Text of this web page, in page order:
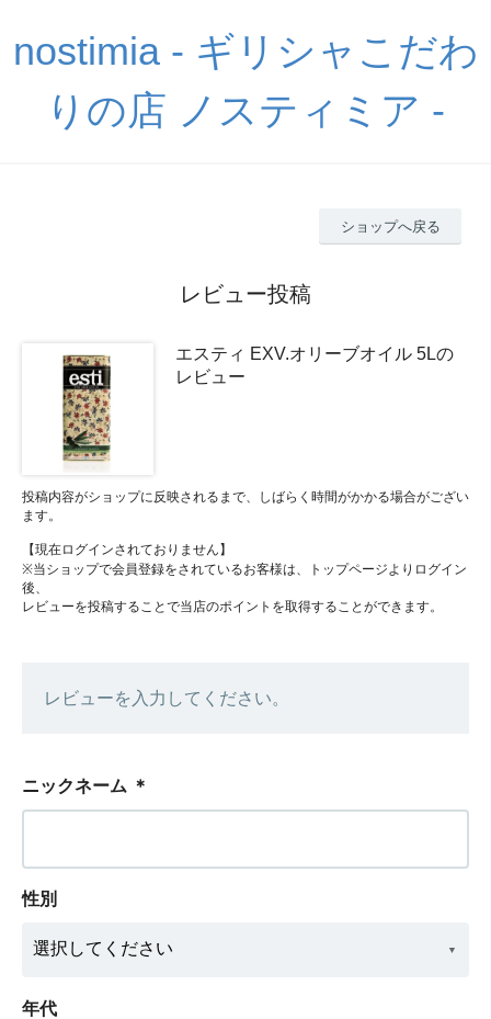
nostimia - ギリシャこだわ
りの店 ノスティミア -
ショップへ戻る
レビュー投稿
エスティ EXV.オリーブオイル 5Lの
レビュー
投稿内容がショップに反映されるまで、しばらく時間がかかる場合がござい
ます。
【現在ログインされておりません】
※当ショップで会員登録をされているお客様は、トップページよりログイン
後、
レビューを投稿することで当店のポイントを取得することができます。
レビューを入力してください。
ニックネーム ＊
性別
年代